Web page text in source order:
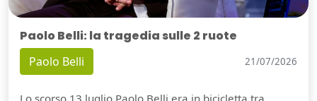
Paolo Belli: la tragedia sulle 2 ruote
Paolo Belli 21/07/2026